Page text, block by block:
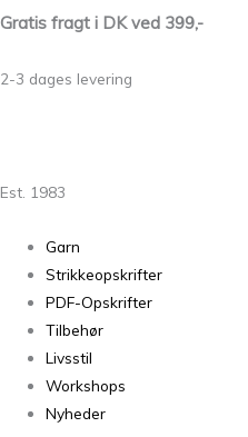
Gratis fragt i DK ved 399,-
2-3 dages levering
Est. 1983
Garn
Strikkeopskrifter
PDF-Opskrifter
Tilbehør
Livsstil
Workshops
Nyheder